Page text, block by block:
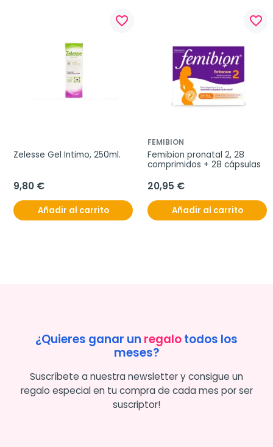
favorite_border
Zelesse Gel Intimo, 250ml.
9,80 €
Añadir al carrito
favorite_border
FEMIBION
Femibion pronatal 2, 28
comprimidos + 28 cápsulas
20,95 €
Añadir al carrito
¿Quieres ganar un regalotodos los
meses?
Suscríbete a nuestra newsletter y consigue un
regalo especial en tu compra de cada mes por ser
suscriptor!